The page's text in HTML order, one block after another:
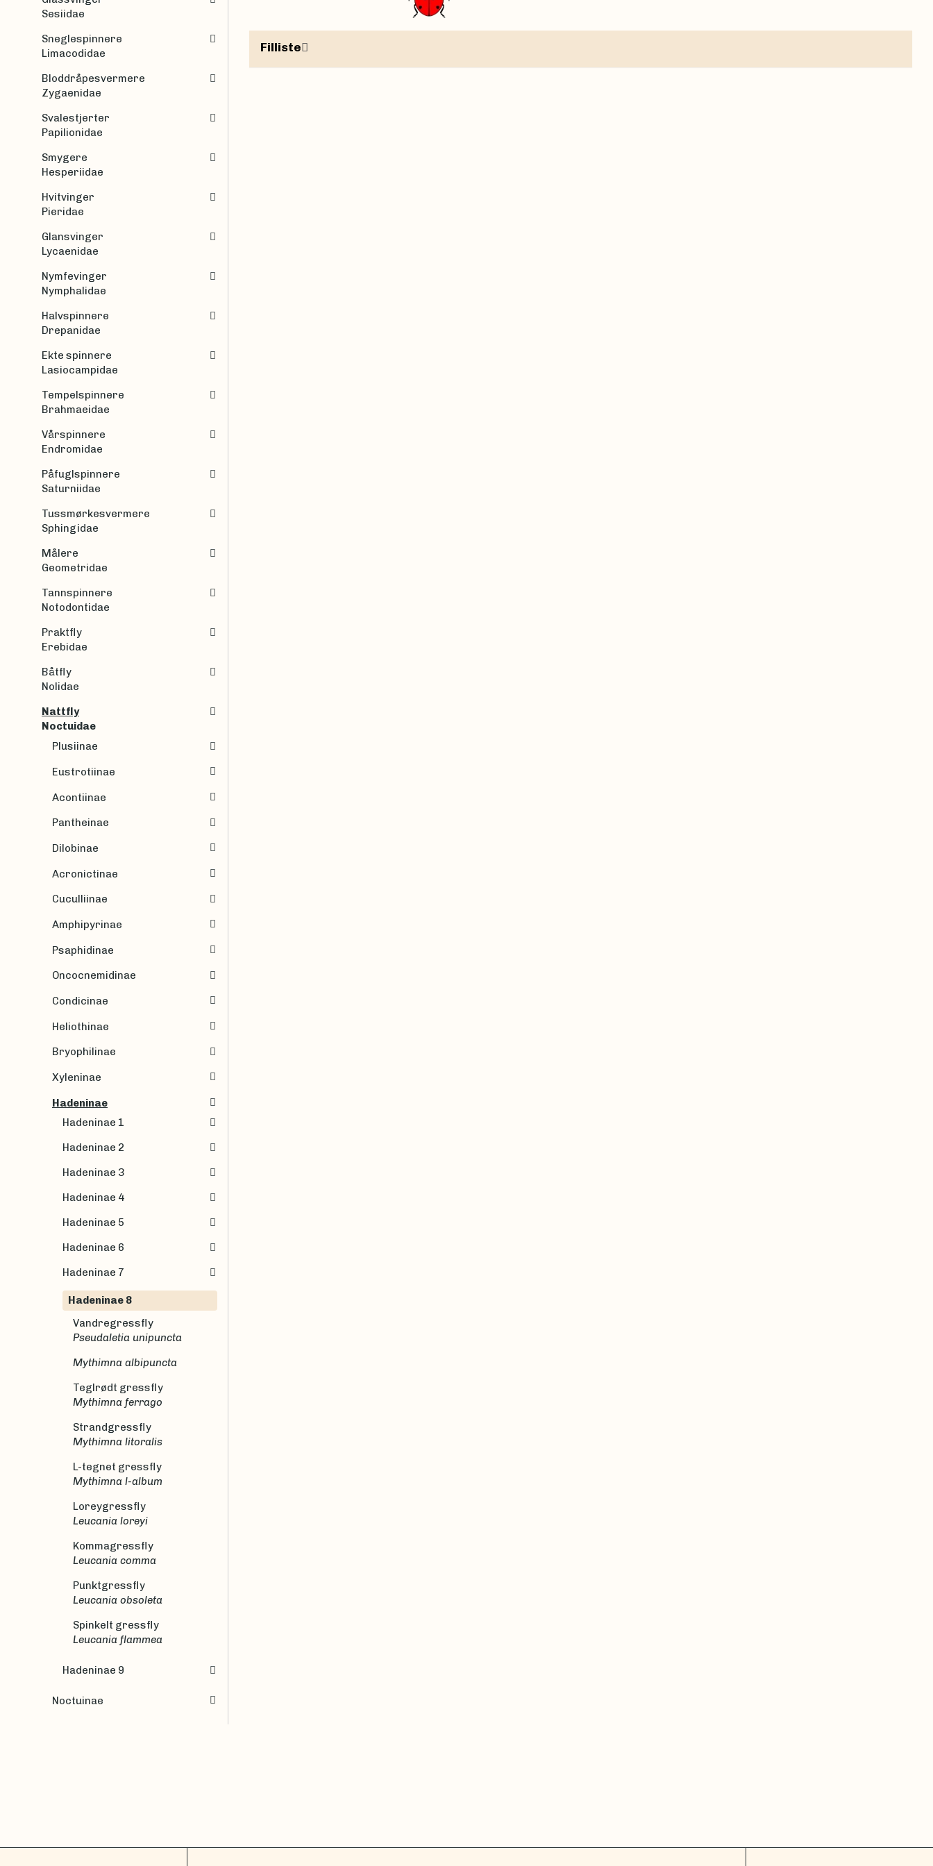
Filliste
Sesiidae
Sneglespinnere
Limacodidae
Bloddråpesvermere
Zygaenidae
Svalestjerter
Papilionidae
Smygere
Hesperiidae
Hvitvinger
Pieridae
Glansvinger
Lycaenidae
Nymfevinger
Nymphalidae
Halvspinnere
Drepanidae
Ekte spinnere
Lasiocampidae
Tempelspinnere
Brahmaeidae
Vårspinnere
Endromidae
Påfuglspinnere
Saturniidae
Tussmørkesvermere
Sphingidae
Målere
Geometridae
Tannspinnere
Notodontidae
Praktfly
Erebidae
Båtfly
Nolidae
Nattfly
Noctuidae
Plusiinae
Eustrotiinae
Acontiinae
Pantheinae
Dilobinae
Acronictinae
Cuculliinae
Amphipyrinae
Psaphidinae
Oncocnemidinae
Condicinae
Heliothinae
Bryophilinae
Xyleninae
Hadeninae
Hadeninae 1
Hadeninae 2
Hadeninae 3
Hadeninae 4
Hadeninae 5
Hadeninae 6
Hadeninae 7
Hadeninae 8
Vandregressfly
Pseudaletia unipuncta
Mythimna albipuncta
Teglrødt gressfly
Mythimna ferrago
Strandgressfly
Mythimna litoralis
L-tegnet gressfly
Mythimna l-album
Loreygressfly
Leucania loreyi
Kommagressfly
Leucania comma
Punktgressfly
Leucania obsoleta
Spinkelt gressfly
Leucania flammea
Hadeninae 9
Noctuinae